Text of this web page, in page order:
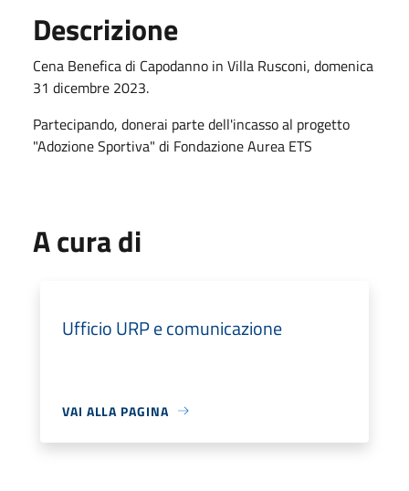
Descrizione
Cena Benefica di Capodanno in Villa Rusconi, domenica
31 dicembre 2023.
Partecipando, donerai parte dell'incasso al progetto
"Adozione Sportiva" di Fondazione Aurea ETS
A cura di
Ufficio URP e comunicazione
VAI ALLA PAGINA